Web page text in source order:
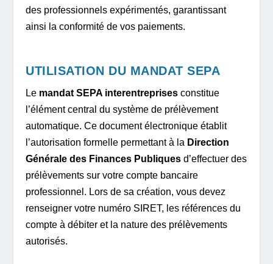
des professionnels expérimentés, garantissant
ainsi la conformité de vos paiements.
UTILISATION DU MANDAT SEPA
Le mandat SEPA interentreprises constitue
l’élément central du système de prélèvement
automatique. Ce document électronique établit
l’autorisation formelle permettant à la Direction
Générale des Finances Publiques d’effectuer des
prélèvements sur votre compte bancaire
professionnel. Lors de sa création, vous devez
renseigner votre numéro SIRET, les références du
compte à débiter et la nature des prélèvements
autorisés.